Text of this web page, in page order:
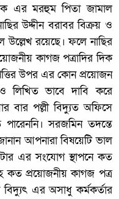
এর মরহুম পিতা জামাল
উদ্দীন বরাবর বিক্রয় ও
উল্লেখ রয়েছে। ফলে নাছির
কাগজ পত্রাদির দিক
উপর এর কোন প্রয়োজন
লিখিত ভাবে দাবি করে
বার পল্লী বিদ্যুত অফিসে
সরজমিন তদন্তে
আপনারা বিষয়েটি ভাল
এর সংযোগ স্থাপনে কত
কত প্রয়োজনীয় কাগজ পত্র
এর অসাধু কর্মকর্তার